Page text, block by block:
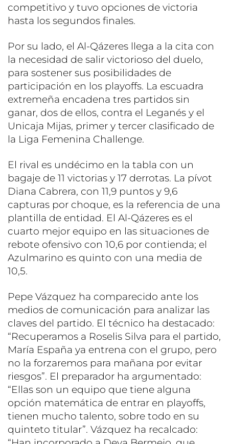
competitivo y tuvo opciones de victoria
hasta los segundos finales.
Por su lado, el Al-Qázeres llega a la cita con
la necesidad de salir victorioso del duelo,
para sostener sus posibilidades de
participación en los playoffs. La escuadra
extremeña encadena tres partidos sin
ganar, dos de ellos, contra el Leganés y el
Unicaja Mijas, primer y tercer clasificado de
la Liga Femenina Challenge.
El rival es undécimo en la tabla con un
bagaje de 11 victorias y 17 derrotas. La pívot
Diana Cabrera, con 11,9 puntos y 9,6
capturas por choque, es la referencia de una
plantilla de entidad. El Al-Qázeres es el
cuarto mejor equipo en las situaciones de
rebote ofensivo con 10,6 por contienda; el
Azulmarino es quinto con una media de
10,5.
Pepe Vázquez ha comparecido ante los
medios de comunicación para analizar las
claves del partido. El técnico ha destacado:
“Recuperamos a Roselis Silva para el partido,
María España ya entrena con el grupo, pero
no la forzaremos para mañana por evitar
riesgos”. El preparador ha argumentado:
“Ellas son un equipo que tiene alguna
opción matemática de entrar en playoffs,
tienen mucho talento, sobre todo en su
quinteto titular”. Vázquez ha recalcado: